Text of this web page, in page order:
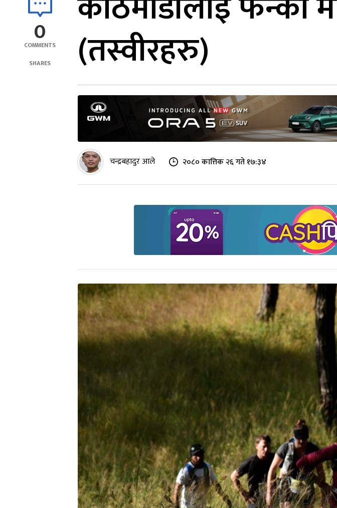
0
COMMENTS
SHARES
(तस्वीरहरु)
चन्द्रबहादुर आले २०८० कात्तिक २६ गते १७:३४